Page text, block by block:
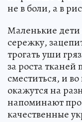
не в боли, а в
Маленькие дети
сережку,
трогать уши
за роста тканей
сместиться, и во
окажутся на
напоминают
качественные